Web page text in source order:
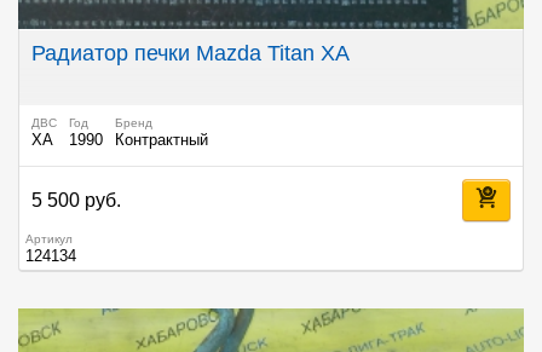
Радиатор печки Mazda Titan XA
ДВС
XA
Год
1990
Бренд
Контрактный
5 500 руб.
Артикул
124134